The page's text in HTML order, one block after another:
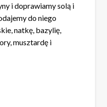
i doprawiamy solą i
do niego
natkę, bazylię,
musztardę i